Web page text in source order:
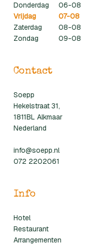
Donderdag
06-08
Vrijdag
07-08
Zaterdag
08-08
Zondag
09-08
Contact
Soepp
Hekelstraat 31,
1811BL Alkmaar
Nederland
info@soepp.nl
072 2202061
Info
Hotel
Restaurant
Arrangementen